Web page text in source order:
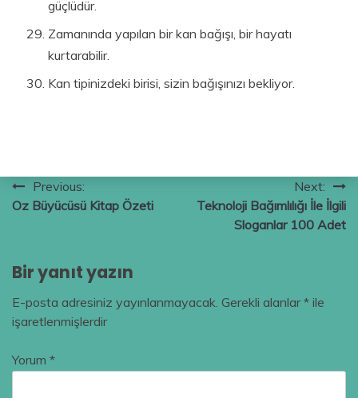
güçlüdür.
Zamanında yapılan bir kan bağışı, bir hayatı
kurtarabilir.
Kan tipinizdeki birisi, sizin bağışınızı bekliyor.
Yazı
gezinmesi
Previous:
Oz Büyücüsü Kitap Özeti
Next:
Teknoloji Bağımlılığı İle İlgili
Sloganlar 100 Adet
Bir yanıt yazın
E-posta adresiniz yayınlanmayacak. Gerekli alanlar* ile
işaretlenmişlerdir
Yorum *